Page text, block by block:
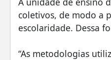
coletivos, de modo a
escolaridade. Dessa
“As metodologias